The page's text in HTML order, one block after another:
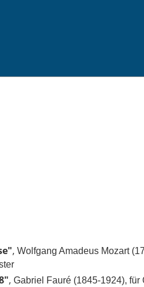
, Wolfgang Amadeus Mozart
, Gabriel Fauré (1845-1924), für